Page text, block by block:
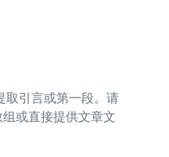
取引言或第一段。请
或直接提供文章文